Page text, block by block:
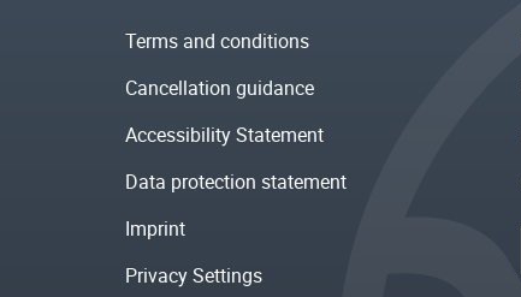
Terms and conditions
Cancellation guidance
Accessibility Statement
Data protection statement
Imprint
Privacy Settings